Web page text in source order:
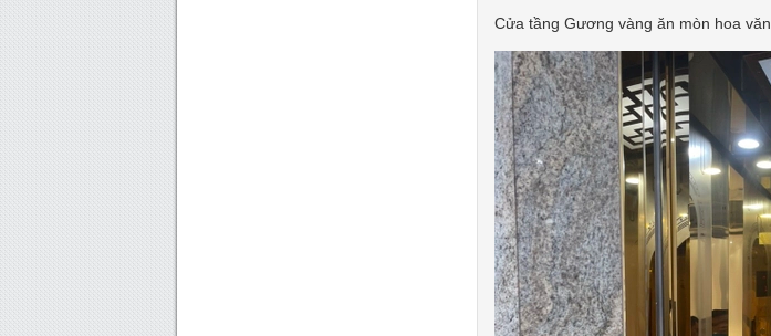
Cửa tầng Gương vàng ăn mòn hoa văn